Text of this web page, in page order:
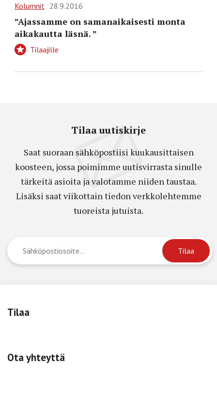
Kolumnit 28.9.2016
”Ajassamme on samanaikaisesti monta
aikakautta läsnä. ”
Tilaajille
Tilaa uutiskirje
Saat suoraan sähköpostiisi kuukausittaisen
koosteen, jossa poimimme uutisvirrasta sinulle
tärkeitä asioita ja valotamme niiden taustaa.
Lisäksi saat viikottain tiedon verkkolehtemme
tuoreista jutuista.
Tilaa
Ota yhteyttä